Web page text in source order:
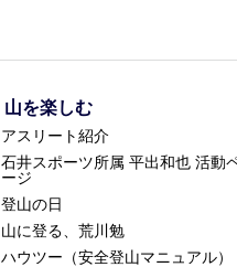
山を楽しむ
アスリート紹介
石井スポーツ所属 平出和也 活動
ージ
登山の日
山に登る、荒川勉
ハウツー（安全登山マニュアル）